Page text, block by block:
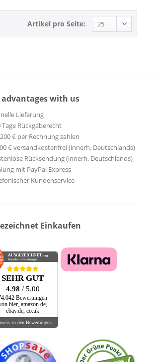
Artikel pro Seite:
with us
Lieferung
Tage Rückgaberecht
€ per Rechnung zahlen
€ versandkostenfrei (innerh. Deutschlands)
Rücksendung (innerh. Deutschlands)
mit PayPal Express
Kundenservice
Einkaufen
AUSGEZEICHNET.org
Kundenbewertungen
SEHR GUT
4.98 / 5.00
Bewertungen
hier, amazon.de,
ebay.de, co.uk
zu den Bewertungen